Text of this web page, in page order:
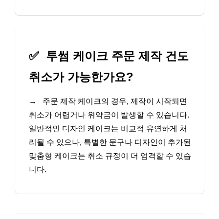
✅ 투썸 케이크 주문 제작 건도
취소가 가능한가요?
→
주문 제작 케이크의 경우, 제작이 시작되면
취소가 어렵거나 위약금이 발생할 수 있습니다.
일반적인 디자인 케이크는 비교적 유연하게 처
리될 수 있으나, 특별한 문구나 디자인이 추가된
맞춤형 케이크는 취소 규정이 더 엄격할 수 있습
니다.